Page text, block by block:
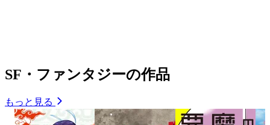
SF・ファンタジーの作品
もっと見る